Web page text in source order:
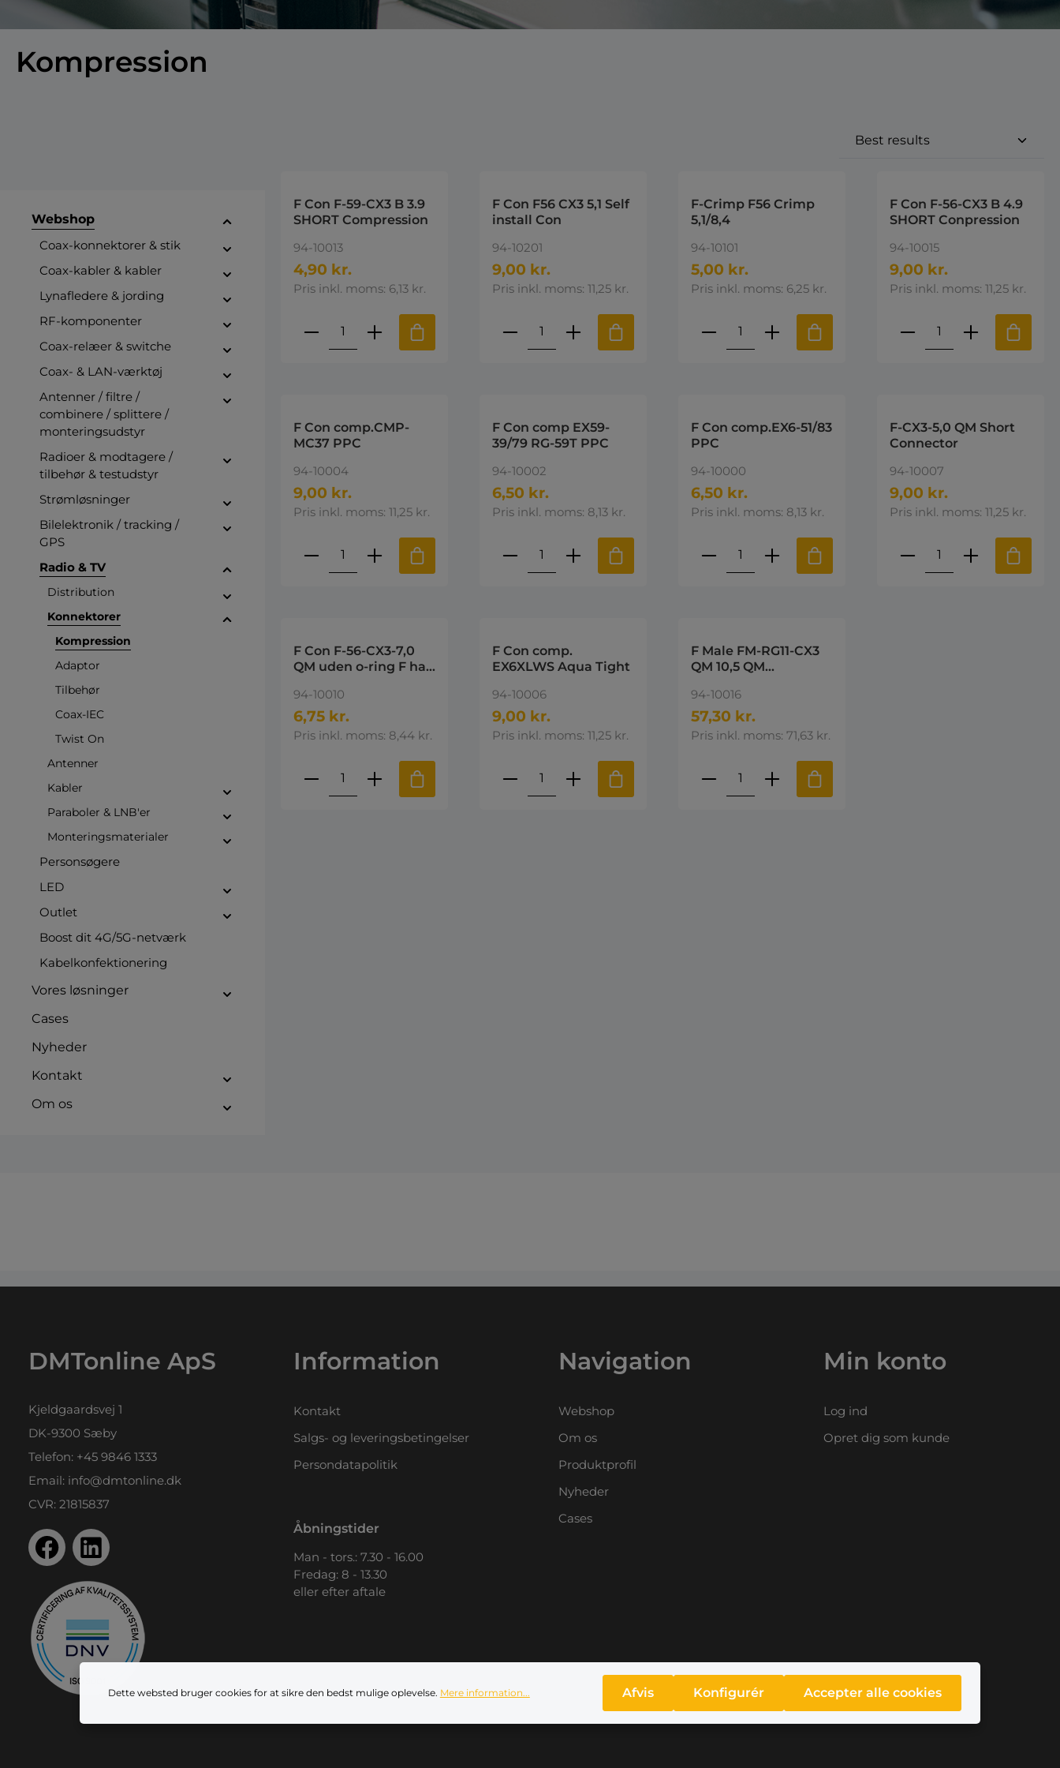
Kompression
Webshop
Coax-konnektorer & stik
Coax-kabler & kabler
Lynafledere & jording
RF-komponenter
Coax-relæer & switche
Coax- & LAN-værktøj
Antenner / filtre /
combinere / splittere /
monteringsudstyr
Radioer & modtagere /
tilbehør & testudstyr
Strømløsninger
Bilelektronik / tracking /
GPS
Radio & TV
Distribution
Konnektorer
Kompression
Adaptor
Tilbehør
Coax-IEC
Twist On
Antenner
Kabler
Paraboler & LNB'er
Monteringsmaterialer
Personsøgere
LED
Outlet
Boost dit 4G/5G-netværk
Kabelkonfektionering
Vores løsninger
Cases
Nyheder
Kontakt
Om os
F Con F-59-CX3 B 3.9
SHORT Compression
94-10013
4,90 kr.
Pris inkl. moms: 6,13 kr.
Produktmængde: Indtast den ønskede mængde eller brug knapperne til at øge
F Con F56 CX3 5,1 Self
install Con
94-10201
9,00 kr.
Pris inkl. moms: 11,25 kr.
Produktmængde: Indtast den ønskede mængde eller
F-Crimp F56 Crimp
5,1/8,4
94-10101
5,00 kr.
Pris inkl. moms: 6,25 kr.
Produktmængde: Indtast den
F Con F-56-CX3 B 4.9
SHORT Conpression
94-10015
9,00 kr.
Pris inkl. moms: 11,25 kr.
F Con comp.CMP-
MC37 PPC
94-10004
9,00 kr.
Pris inkl. moms: 11,25 kr.
Produktmængde: Indtast den ønskede mængde eller brug knapperne til at øge
F Con comp EX59-
39/79 RG-59T PPC
94-10002
6,50 kr.
Pris inkl. moms: 8,13 kr.
Produktmængde: Indtast den ønskede mængde eller
F Con comp.EX6-51/83
PPC
94-10000
6,50 kr.
Pris inkl. moms: 8,13 kr.
Produktmængde: Indtast den
F-CX3-5,0 QM Short
Connector
94-10007
9,00 kr.
Pris inkl. moms: 11,25 kr.
F Con F-56-CX3-7,0
QM uden o-ring F han
7mm kabel
94-10010
6,75 kr.
Pris inkl. moms: 8,44 kr.
Produktmængde: Indtast den ønskede mængde eller brug knapperne til at øge
F Con comp.
EX6XLWS Aqua Tight
94-10006
9,00 kr.
Pris inkl. moms: 11,25 kr.
Produktmængde: Indtast den ønskede mængde eller
F Male FM-RG11-CX3
QM 10,5 QM
94-10016
57,30 kr.
Pris inkl. moms: 71,63 kr.
Produktmængde: Indtast den
DMTonline ApS
Kjeldgaardsvej 1
DK-9300 Sæby
Telefon: +45 9846 1333
Email: info@dmtonline.dk
CVR: 21815837
Information
Kontakt
Salgs- og leveringsbetingelser
Persondatapolitik
Åbningstider
Man - tors.: 7.30 - 16.00
Fredag: 8 - 13.30
eller efter aftale
Navigation
Webshop
Om os
Produktprofil
Nyheder
Cases
Min konto
Log ind
Opret dig som kunde
Dette websted bruger cookies for at sikre den bedst mulige oplevelse. Mere information... Afvis Konfigurér Accepter alle cookies